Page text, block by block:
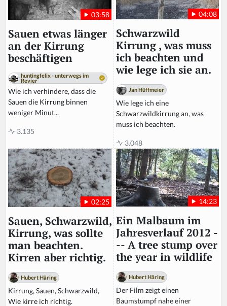
03:58
Sauen etwas länger
an der Kirrung
beschäftigen
huntingfelix - unterwegs im
Revier
Wie ich verhindere, dass die
Sauen die Kirrung binnen
weniger Minut...
3.135
04:08
Schwarzwild
Kirrung , was muss
ich beachten und
wie lege ich sie an.
Jan Hüffmeier
Wie lege ich eine
Schwarzwildkirrung an, was
muss ich beachten.
3.048
02:25
Sauen, Schwarzwild,
Kirrung, was sollte
man beachten.
Kirren aber richtig.
Hubert Häring
Kirrung, Sauen, Schwarzwild,
Wie kirre ich richtig.
14:23
Ein Malbaum im
Jahresverlauf 2012 -
-- A tree stump over
the year in wildlife
Hubert Häring
Der Film zeigt einen
Baumstumpf nahe einer